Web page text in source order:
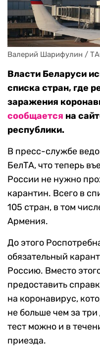
Валерий Шарифулин /
Власти Беларуси
списка стран, где
заражения
сообщается на
республики.
В пресс-службе
БелТА, что теперь
России не нужно
карантин. Всего в
105 стран, в том
Армения.
До этого
обязательный
Россию. Вместо
предоставить
на коронавирус,
не больше чем за
тест можно и в
приезда.